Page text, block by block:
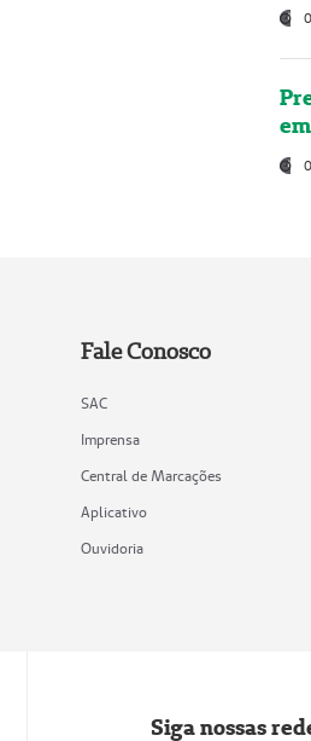
Fale Conosco
SAC
Imprensa
Central de Marcações
Aplicativo
Ouvidoria
Siga nossas